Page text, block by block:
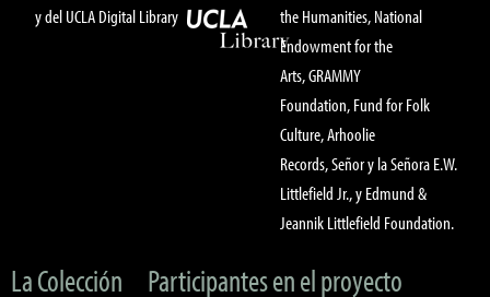
y del UCLA Digital Library
the Humanities, National
Endowment for the
Arts, GRAMMY
Foundation, Fund for Folk
Culture, Arhoolie
Records, Señor y la Señora E.W.
Littlefield Jr., y Edmund &
Jeannik Littlefield Foundation.
La Colección
Participantes en el proyecto